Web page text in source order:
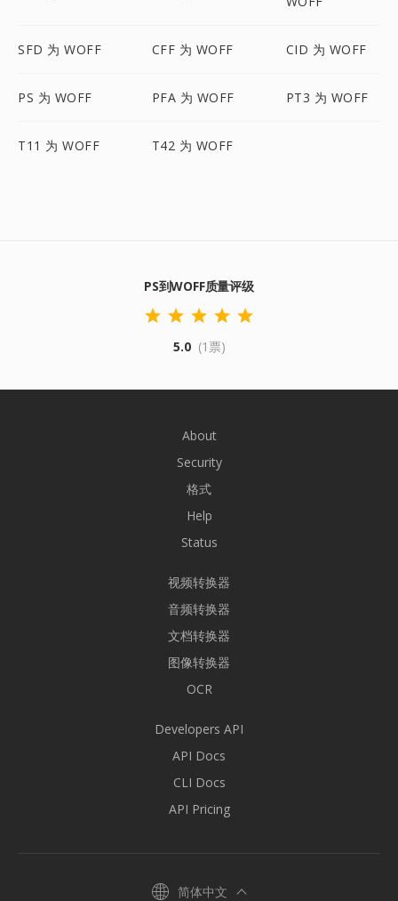
SFD 为 WOFF CFF 为 WOFF CID 为 WOFF
PS 为 WOFF PFA 为 WOFF PT3 为 WOFF
T11 为 WOFF T42 为 WOFF
PS到WOFF质量评级
5.0 (1票)
About
Security
格式
Help
Status
视频转换器
音频转换器
文档转换器
图像转换器
OCR
Developers API
API Docs
CLI Docs
API Pricing
简体中文